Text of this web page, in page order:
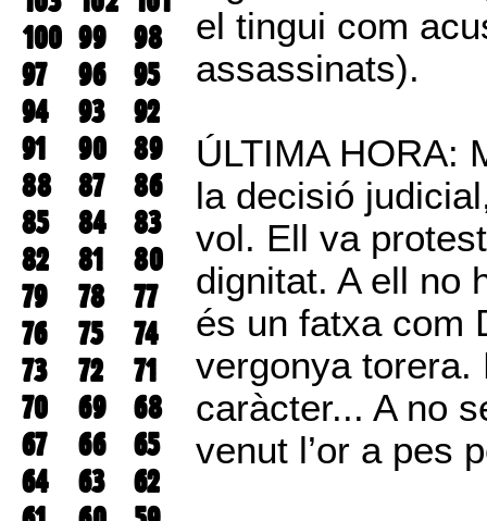
100 99
98
97
96
95
94
93
92
91
90
89
88
87
86
85
84
83
82
81
80
79
78
77
76
75
74
73
72
71
70
69
68
67
66
65
64
63
62
el tingui com
assassinats).
ÚLTIMA HORA:
la decisió
vol. Ell va
dignitat. A ell no
és un fatxa com
vergonya torera.
caràcter... A no
venut l’or a pes